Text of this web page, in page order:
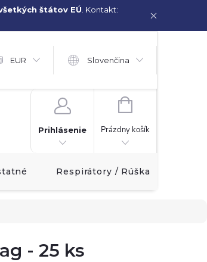
štátov EÚ . Kontakt:
EUR Slovenčina
Prihlásenie
NÁKUPNÝ
Prázdny košík
Respirátory / Rúška
- 25 ks